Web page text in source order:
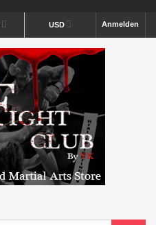
Anmelden
USD